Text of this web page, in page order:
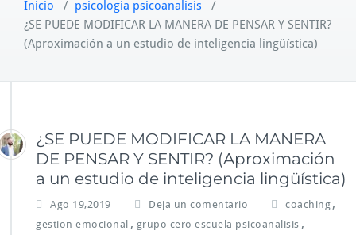
Inicio / psicologia psicoanalisis /
¿SE PUEDE MODIFICAR LA MANERA DE PENSAR Y SENTIR?
(Aproximación a un estudio de inteligencia lingüística)
¿SE PUEDE MODIFICAR LA MANERA
DE PENSAR Y SENTIR? (Aproximación
a un estudio de inteligencia lingüística)
Ago 19,2019 Deja un comentario coaching ,
gestion emocional , grupo cero escuela psicoanalisis ,